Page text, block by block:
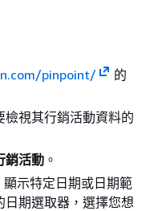
pinpoint/
的
檢視其行銷活動資料的
銷活動 。
示特定日期或日期範
期選取器，選擇您想